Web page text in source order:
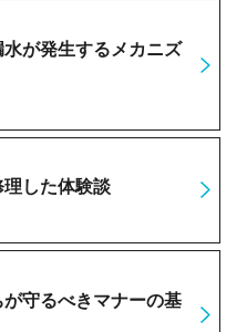
が発生するメカニズ
した体験談
守るべきマナーの基